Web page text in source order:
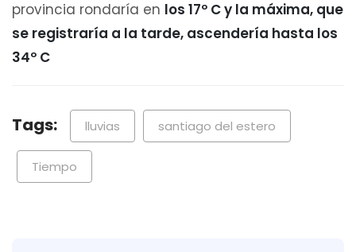
provincia rondaría en los 17º C y la máxima, que
se registraría a la tarde, ascendería hasta los
34º C
Tags: lluvias santiago del estero
Tiempo